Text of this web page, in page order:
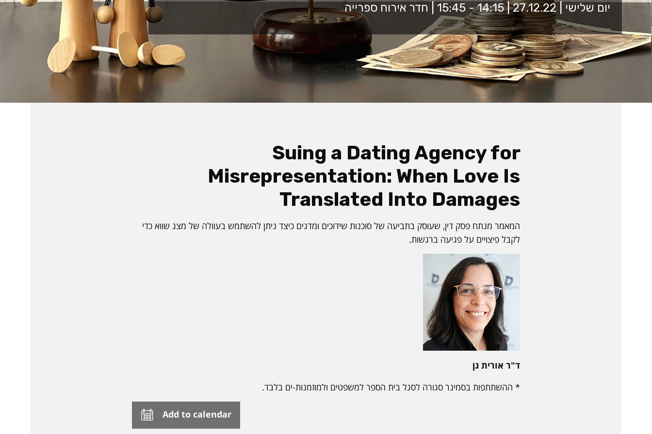
יום שלישי | 27.12.22 | 14:15 - 15:45 | חדר אירוח ספרייה
Suing a Dating Agency for
Misrepresentation: When Love Is
Translated Into Damages
המאמר מנתח פסק דין, שעוסק בתביעה של סוכנות שידוכים ומדגים כיצד ניתן להשתמש בעוולה של מצג שווא כדי
לקבל פיצויים על פגיעה ברגשות.
ד"ר אורית גן
* ההשתתפות בסמינר סגורה לסגל בית הספר למשפטים ולמוזמנות-ים בלבד.
Add to calendar